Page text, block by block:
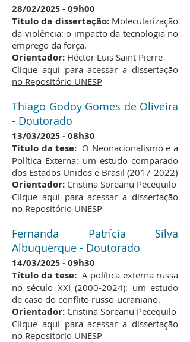
28/02/2025 - 09h00
Título da dissertação:Molecularização
da violência: o impacto da tecnologia no
emprego da força.
Orientador: Héctor Luis Saint Pierre
Clique aqui para acessar a dissertação
no Repositório UNESP
Thiago Godoy Gomes de Oliveira
- Doutorado
13/03/2025 - 08h30
Título da tese: O Neonacionalismo e a
Política Externa: um estudo comparado
dos Estados Unidos e Brasil (2017-2022)
Orientador: Cristina Soreanu Pecequilo
Clique aqui para acessar a dissertação
no Repositório UNESP
Fernanda Patrícia Silva
Albuquerque - Doutorado
14/03/2025 - 09h30
Título da tese:A política externa russa
no século XXI(2000-2024): um estudo
de caso do conflito russo-ucraniano.
Orientador: Cristina Soreanu Pecequilo
Clique aqui para acessar a dissertação
no Repositório UNESP